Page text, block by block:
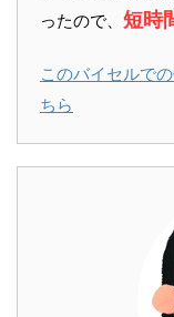
ったので、 短時
このバイセルで
ちら